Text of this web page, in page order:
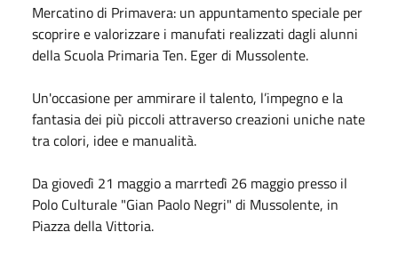
Mercatino di Primavera: un appuntamento speciale per
scoprire e valorizzare i manufati realizzati dagli alunni
della Scuola Primaria Ten. Eger di Mussolente.
Un'occasione per ammirare il talento, l’impegno e la
fantasia dei più piccoli attraverso creazioni uniche nate
tra colori, idee e manualità.
Da giovedì 21 maggio a marrtedì 26 maggio presso il
Polo Culturale "Gian Paolo Negri" di Mussolente, in
Piazza della Vittoria.